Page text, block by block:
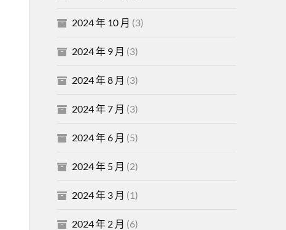
2024 年 10 月 (3)
2024 年 9 月 (3)
2024 年 8 月 (3)
2024 年 7 月 (3)
2024 年 6 月 (5)
2024 年 5 月 (2)
2024 年 3 月 (1)
2024 年 2 月 (6)